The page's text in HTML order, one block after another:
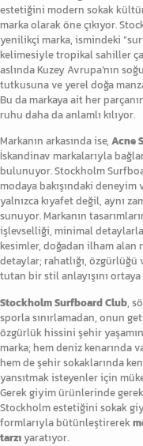
estetiğini modern sokak
marka olarak öne çıkıyor.
yenilikçi marka, ismindeki
kelimesiyle tropikal sahiller
aslında Kuzey Avrupa’nın
tutkusuna ve yerel doğa
Bu da markaya ait her
ruhu daha da anlamlı kılıyor.
Markanın arkasında ise, Acne
İskandinav markalarıyla
bulunuyor. Stockholm
modaya bakışındaki deneyim
yalnızca kıyafet değil, aynı
sunuyor. Markanın
işlevselliği, minimal
kesimler, doğadan ilham alan
detaylar; rahatlığı,
tutan bir stil anlayışını
Stockholm Surfboard Club,
sporla sınırlamadan, onun
özgürlük hissini şehir
marka; hem deniz kenarında
hem de şehir sokaklarında
yansıtmak isteyenler için
Gerek giyim ürünlerinde
Stockholm estetiğini sokak
formlarıyla bütünleştirerek
tarzıyaratıyor.